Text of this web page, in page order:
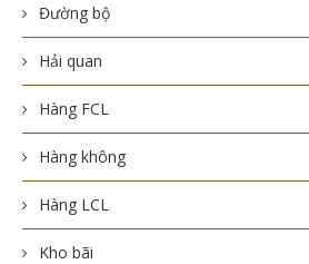
Đường bộ
Hải quan
Hàng FCL
Hàng không
Hàng LCL
Kho bãi